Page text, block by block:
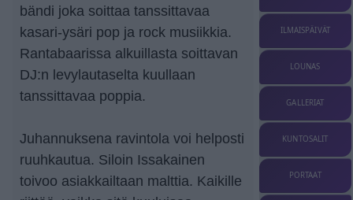
bändi joka soittaa tanssittavaa
kasari-ysäri pop ja rock musiikkia.
Rantabaarissa alkuillasta soittavan
DJ:n levylautaselta kuullaan
tanssittavaa poppia.
Juhannuksena ravintola voi helposti
ruuhkautua. Siloin Issakainen
toivoo asiakkailtaan malttia. Kaikille
ILMAISPÄIVÄT
LOUNAS
GALLERIAT
KUNTOSALIT
PORTAAT